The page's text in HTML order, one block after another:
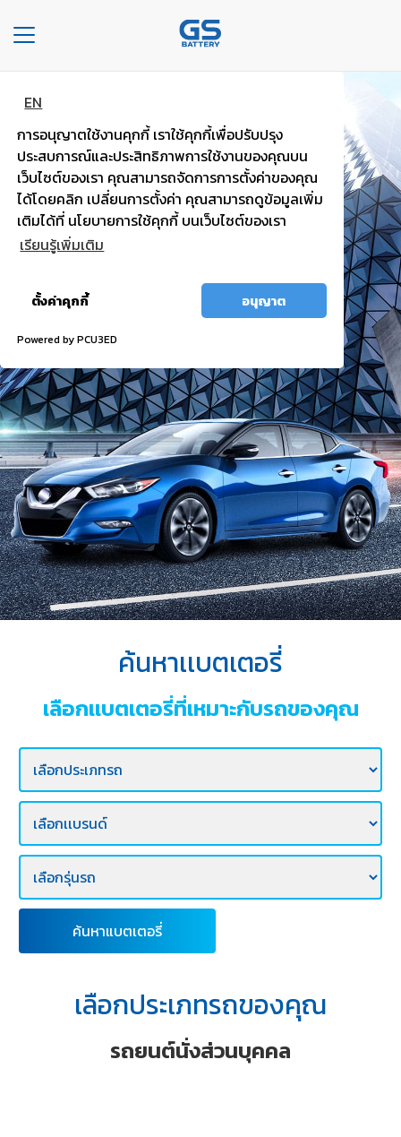
EN
การอนุญาตใช้งานคุกกี้ เราใช้คุกกี้เพื่อปรับปรุง
ประสบการณ์และประสิทธิภาพการใช้งานของคุณบน
เว็บไซต์ของเรา คุณสามารถจัดการการตั้งค่าของคุณ
ได้โดยคลิก เปลี่ยนการตั้งค่า คุณสามารถดูข้อมูลเพิ่ม
เติมได้ที่ นโยบายการใช้คุกกี้ บนเว็บไซต์ของเรา
เรียนรู้เพิ่มเติม
ตั้งค่าคุกกี้ อนุญาต
Powered by PCU3ED
Toggle
navigation
หน้า
หลัก
องค์กร
ประเภท
รถยนต์
เภท
เต
อรี่
บริการ
ของ
เรา
ค้นหา
ร้าน
แบตเตอรี่
ข่าว
เเละ
กิจกรรม
กับ
ติดต่อ
เรา
E-
BUSINESS
แบตพลังอึด
รถยนต์นั่งส่วนบุคคล
ไฟแรง มั่นใจ กำลังไฟสตาร์ทสูง
ค้นหาเเบตเตอรี่
เลือกเเบตเตอรี่ที่เหมาะกับรถของคุณ
ค้นหาแบตเตอรี่
เลือกประเภทรถของคุณ
รถยนต์นั่งส่วนบุคคล